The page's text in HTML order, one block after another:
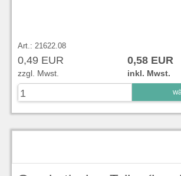
Art.: 21622.08
0,49 EUR 0,58 EUR
zzgl. Mwst. inkl. Mwst.
zu Warenkorb